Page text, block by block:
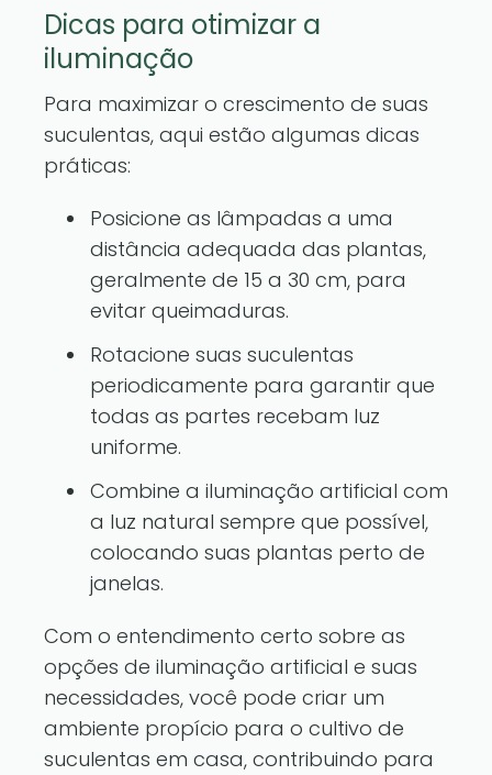
Dicas para otimizar a
iluminação
Para maximizar o crescimento de suas
suculentas, aqui estão algumas dicas
práticas:
Posicione as lâmpadas a uma
distância adequada das plantas,
geralmente de 15 a 30 cm, para
evitar queimaduras.
Rotacione suas suculentas
periodicamente para garantir que
todas as partes recebam luz
uniforme.
Combine a iluminação artificial com
a luz natural sempre que possível,
colocando suas plantas perto de
janelas.
Com o entendimento certo sobre as
opções de iluminação artificial e suas
necessidades, você pode criar um
ambiente propício para o cultivo de
suculentas em casa, contribuindo para